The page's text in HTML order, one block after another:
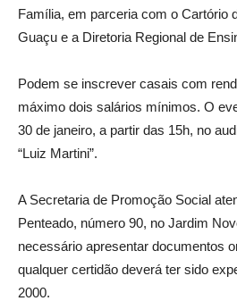
Família, em parceria com o Cartório
Guaçu e a Diretoria Regional de
Podem se inscrever casais com
máximo dois salários mínimos. O
30 de janeiro, a partir das 15h, no
“Luiz Martini”.
A Secretaria de Promoção Social
Penteado, número 90, no Jardim
necessário apresentar documentos
qualquer certidão deverá ter sido
2000.